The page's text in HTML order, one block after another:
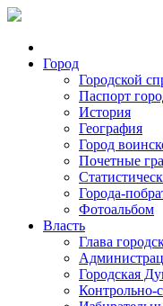
Город
Городской
Паспорт
История
География
Город
Почетные
Города-
Фотоальбом
Власть
Глава
Городская
Контрольно-